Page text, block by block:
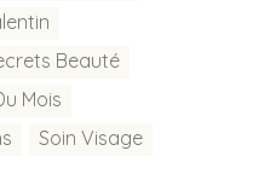
Beauté
Mois
Soin Visage